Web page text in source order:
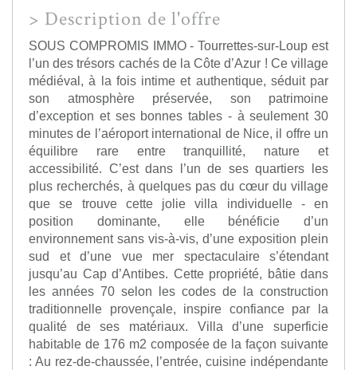
> Description de l'offre
SOUS COMPROMIS IMMO - Tourrettes-sur-Loup est
l’un des trésors cachés de la Côte d’Azur ! Ce village
médiéval, à la fois intime et authentique, séduit par
son atmosphère préservée, son patrimoine
d’exception et ses bonnes tables - à seulement 30
minutes de l’aéroport international de Nice, il offre un
équilibre rare entre tranquillité, nature et
accessibilité. C’est dans l’un de ses quartiers les
plus recherchés, à quelques pas du cœur du village
que se trouve cette jolie villa individuelle - en
position dominante, elle bénéficie d’un
environnement sans vis-à-vis, d’une exposition plein
sud et d’une vue mer spectaculaire s’étendant
jusqu’au Cap d’Antibes. Cette propriété, bâtie dans
les années 70 selon les codes de la construction
traditionnelle provençale, inspire confiance par la
qualité de ses matériaux. Villa d’une superficie
habitable de 176 m2 composée de la façon suivante
: Au rez-de-chaussée, l’entrée, cuisine indépendante